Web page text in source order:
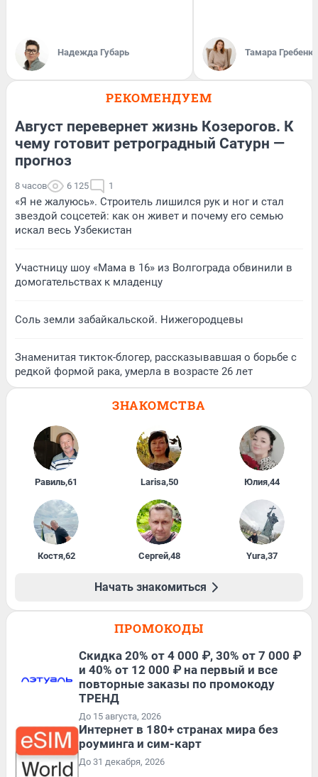
Надежда Губарь Тамара
РЕКОМЕНДУЕМ
Август перевернет жизнь Козерогов. К
чему готовит ретроградный Сатурн —
прогноз
8 часов 6 125 1
«Я не жалуюсь». Строитель лишился рук и ног и стал
звездой соцсетей: как он живет и почему его семью
искал весь Узбекистан
Участницу шоу «Мама в 16» из Волгограда обвинили в
домогательствах к младенцу
Соль земли забайкальской. Нижегородцевы
Знаменитая тикток-блогер, рассказывавшая о борьбе с
редкой формой рака, умерла в возрасте 26 лет
ЗНАКОМСТВА
Равиль,61 Larisa,50 Юлия,44
Костя,62 Сергей,48 Yura,37
Начать знакомиться
ПРОМОКОДЫ
Скидка 20% от 4 000 ₽, 30% от 7 000 ₽
и 40% от 12 000 ₽ на первый и все
повторные заказы по промокоду
ТРЕНД
До 15 августа, 2026
Интернет в 180+ странах мира без
роуминга и сим-карт
До 31 декабря, 2026